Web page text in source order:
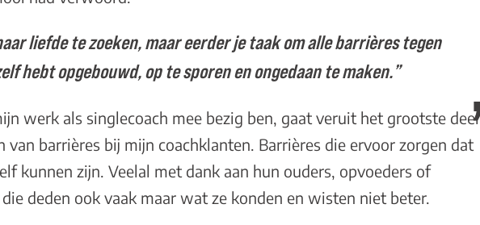
liefde te zoeken, maar eerder je taak om alle barrières tegen
hebt opgebouwd, op te sporen en ongedaan te maken.”
werk als singlecoach mee bezig ben, gaat veruit het grootste deel
van barrières bij mijn coachklanten. Barrières die ervoor zorgen dat
kunnen zijn. Veelal met dank aan hun ouders, opvoeders of
deden ook vaak maar wat ze konden en wisten niet beter.